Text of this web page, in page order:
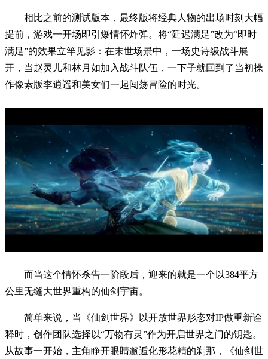
相比之前的测试版本，最终版将经典人物的出场时刻大幅
提前，游戏一开场即引爆情怀炸弹。将“延迟满足”改为“即时
满足”的效果立竿见影：在末世场景中，一场史诗级战斗展
开，当赵灵儿和林月如加入战斗队伍，一下子就回到了当初操
作像素版李逍遥和美女们一起闯荡冒险的时光。
而当这个情怀杀告一阶段后，迎来的就是一个以384平方
公里无缝大世界重构的仙剑宇宙。
简单来说，当《仙剑世界》以开放世界形态对IP做重新诠
释时，创作团队选择以“万物有灵”作为开启世界之门的钥匙。
从故事一开始，主角睁开眼睛邂逅化形花精的刹那，《仙剑世